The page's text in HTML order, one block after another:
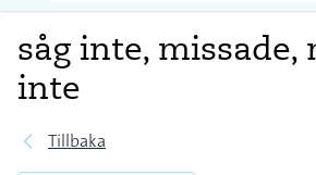
såg inte, missade,
inte
Tillbaka